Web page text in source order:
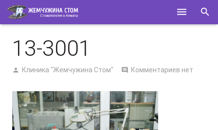
О НАС
СПЕЦИАЛИСТЫ
КОНТАКТЫ
13-3001
Клиника "Жемчужина Стом" Комментариев нет